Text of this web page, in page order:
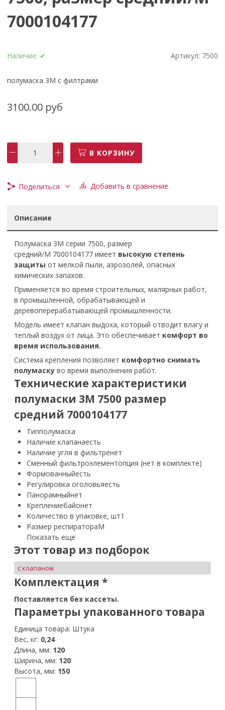
7000104177
Наличие: ✔ Артикул: 7500
полумаска 3М с филтрами
3100.00 руб
В КОРЗИНУ
Поделиться Добавить в сравнение
Описание
Полумаска 3М серии 7500, размер
средний/M 7000104177 имеет высокую степень
защиты от мелкой пыли, аэрозолей, опасных
химических запахов.
Применяется во время строительных, малярных работ,
в промышленной, обрабатывающей и
деревоперерабатывающей промышленности.
Модель имеет клапан выдоха, который отводит влагу и
теплый воздух от лица. Это обеспечивает комфорт во
время использования.
Система крепления позволяет комфортно снимать
полумаску во время выполнения работ.
Технические характеристики
полумаски 3М 7500 размер
средний 7000104177
Типполумаска
Наличие клапанаесть
Наличие угля в фильтренет
Сменный фильтроэлементопция (нет в комплекте)
Формованныйесть
Регулировка оголовьяесть
Панорамныйнет
Креплениебайонет
Количество в упаковке, шт1
Размер респиратораM
Показать еще
Этот товар из подборок
с клапаном
Комплектация *
Поставляется без кассеты.
Параметры упакованного товара
Единица товара: Штука
Вес, кг: 0,24
Длина, мм: 120
Ширина, мм: 120
Высота, мм: 150